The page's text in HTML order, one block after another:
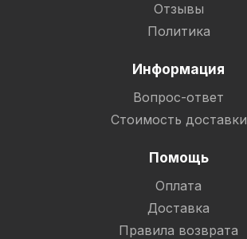
Отзывы
Политика
Информация
Вопрос-ответ
Стоимость доставки
Помощь
Оплата
Доставка
Правила возврата